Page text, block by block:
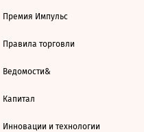
Премия Импульс
Правила торговли
Ведомости&
Капитал
Инновации и технологии